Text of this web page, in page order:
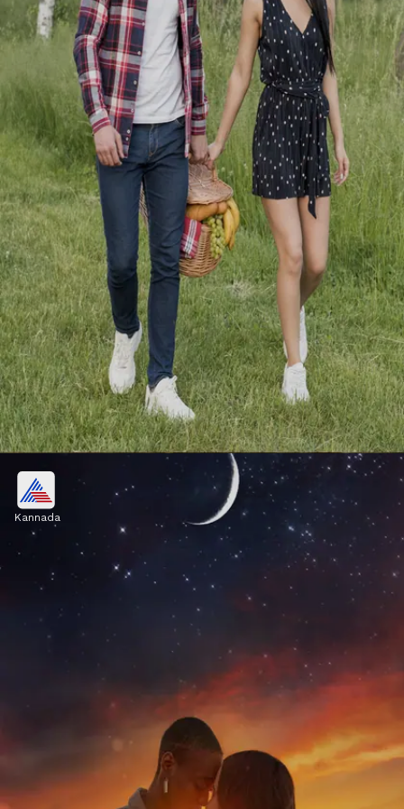
ಶಾಂತ ಮತ್ತು ವಿವೇಕಿ ಪತ್ನಿ
ಒತ್ತಡದ ಸಮಯದಲ್ಲೂ ಶಾಂತವಾಗಿರುವ, ಸಣ್ಣಪುಟ್ಟ
ವಿಷಯಗಳಿಗೆ ಕೋಪಗೊಳ್ಳದೆ, ಪರಿಸ್ಥಿತಿಯನ್ನು ವಿವೇಕದಿಂದ
ನಿಭಾಯಿಸುವ ಪತ್ನಿಯನ್ನು ಪ್ರತಿಯೊಬ್ಬ ಪತಿ ಬಯಸುತ್ತಾನೆ.
Kannada